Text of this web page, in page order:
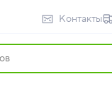
Контакты